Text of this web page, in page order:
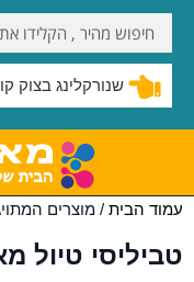
שנורקלינג בצוק
עמוד הבית / מוצרים
טביליסי טיול